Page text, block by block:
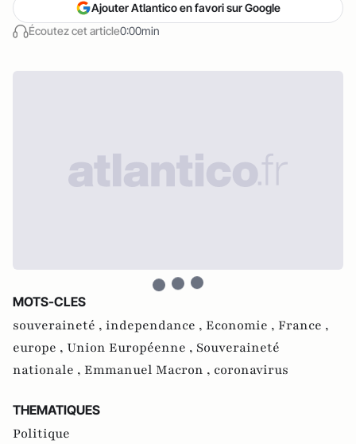
Écoutez cet article0:00min
Ajouter Atlantico en favori sur Google
MOTS-CLES
souveraineté , independance , Economie , France ,
europe , Union Européenne , Souveraineté
nationale , Emmanuel Macron , coronavirus
THEMATIQUES
Politique